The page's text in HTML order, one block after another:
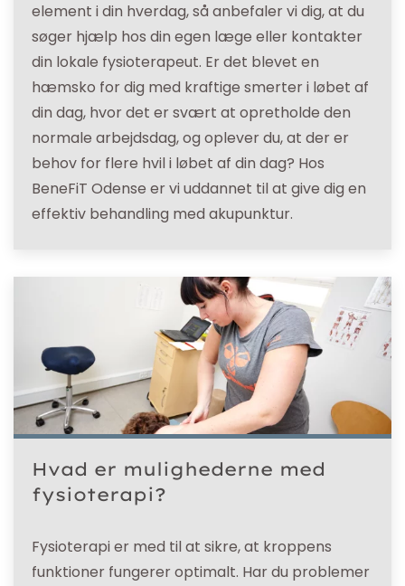
element i din hverdag, så anbefaler vi dig, at du
søger hjælp hos din egen læge eller kontakter
din lokale fysioterapeut. Er det blevet en
hæmsko for dig med kraftige smerter i løbet af
din dag, hvor det er svært at opretholde den
normale arbejdsdag, og oplever du, at der er
behov for flere hvil i løbet af din dag? Hos
BeneFiT Odense er vi uddannet til at give dig en
effektiv behandling med akupunktur.
Hvad er mulighederne med
fysioterapi?
Fysioterapi er med til at sikre, at kroppens
funktioner fungerer optimalt. Har du problemer